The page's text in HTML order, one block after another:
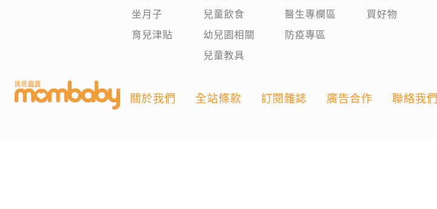
坐月子
育兒津貼
兒童飲食
幼兒園相關
兒童教具
醫生專欄區
防疫專區
買好物
關於我們 全站條款 訂閱雜誌 廣告合作 聯絡我們